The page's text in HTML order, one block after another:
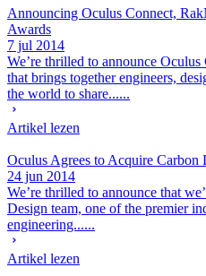
Announcing Oculus Connect,
Awards
7 jul 2014
We’re thrilled to announce
that brings together engineers,
the world to share......
Artikel lezen
Oculus Agrees to Acquire Carbon
24 jun 2014
We’re thrilled to announce that
Design team, one of the premier
engineering......
Artikel lezen